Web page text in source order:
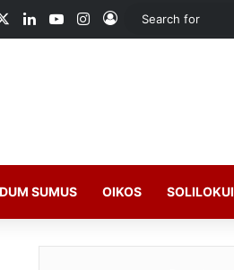
LinkedInYouTubeInstagram
Log In
DUM SUMUS OIKOS SOLILOKUI